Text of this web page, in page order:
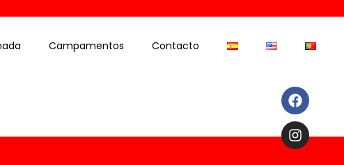
Campamentos Contacto